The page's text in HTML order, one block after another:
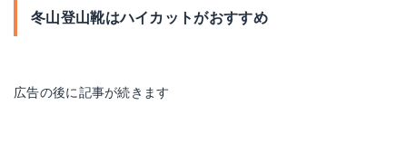
冬山登山靴はハイカットがおすすめ
広告の後に記事が続きます